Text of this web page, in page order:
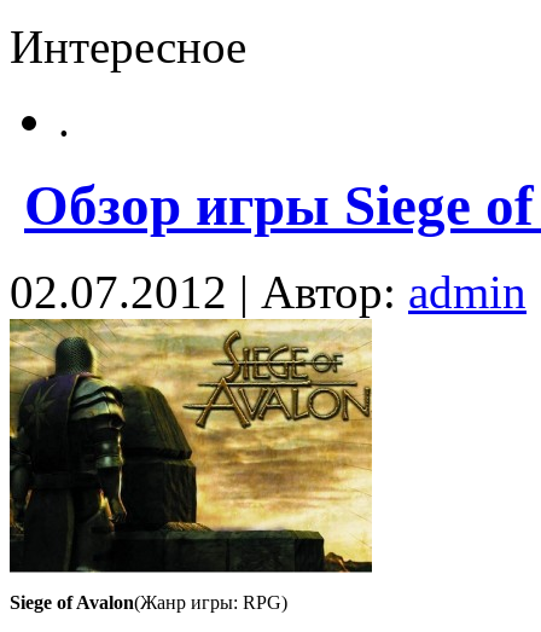
Интересное
.
Обзор игры Siege
02.07.2012 | Автор: admin
Siege of Avalon(Жанр игры: RPG)